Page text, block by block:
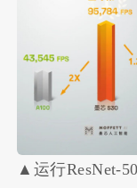
▲ 运行ResNet-